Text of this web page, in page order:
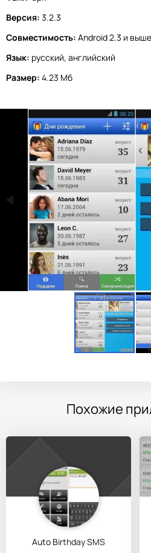
Версия: 3.2.3
Совместимость: Android 2.3 и выше
Язык: русский, английский
Размер: 4.23 Мб
Похожие
Auto Birthday SMS